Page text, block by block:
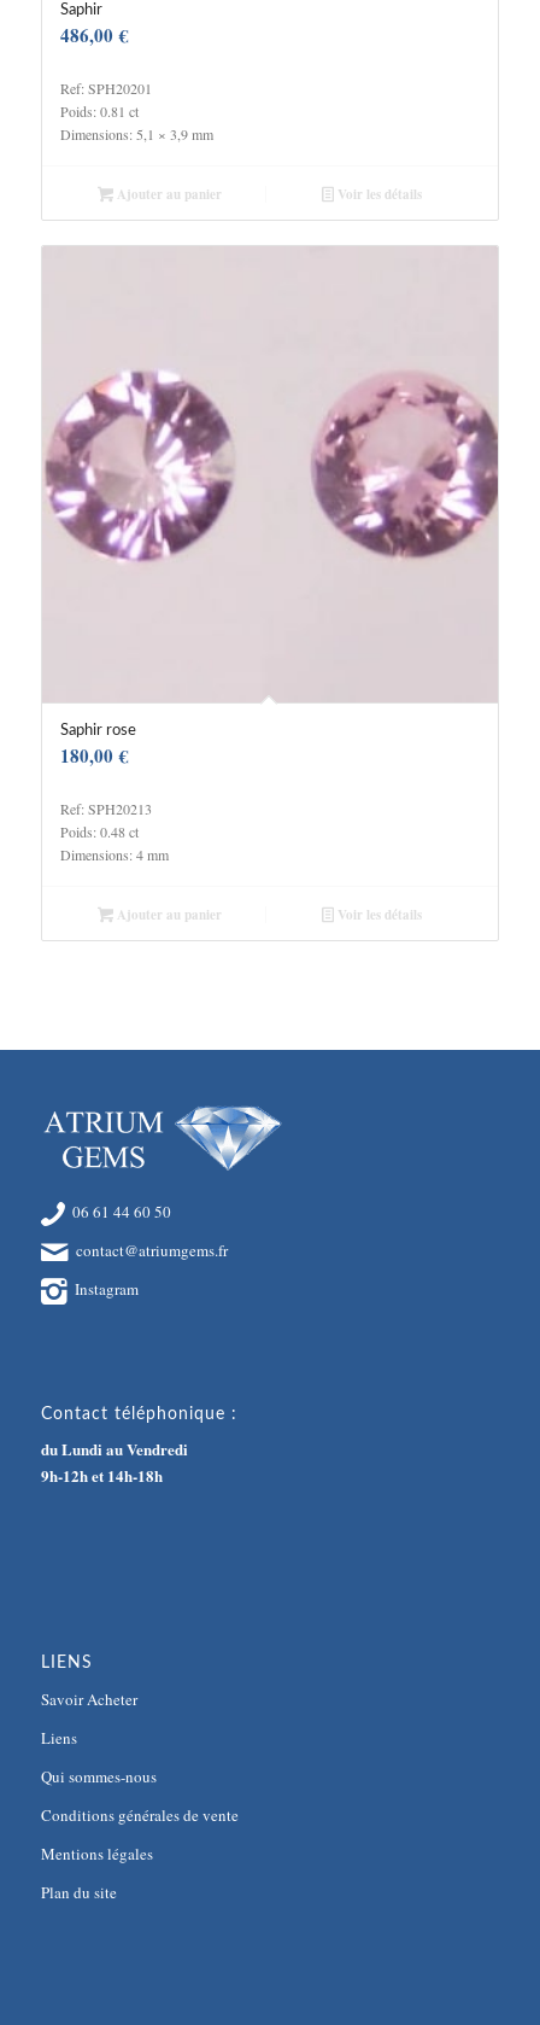
Saphir
486,00€
Ref: SPH20201
Poids: 0.81 ct
Dimensions: 5,1 × 3,9 mm
Ajouter au panier Voir les détails
Saphir rose
180,00€
Ref: SPH20213
Poids: 0.48 ct
Dimensions: 4 mm
Ajouter au panier Voir les détails
06 61 44 60 50
contact@atriumgems.fr
Instagram
Contact téléphonique :
du Lundi au Vendredi
9h-12h et 14h-18h
LIENS
Savoir Acheter
Liens
Qui sommes-nous
Conditions générales de vente
Mentions légales
Plan du site